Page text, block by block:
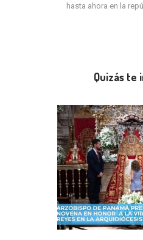
hasta ahora en la
Quizás te